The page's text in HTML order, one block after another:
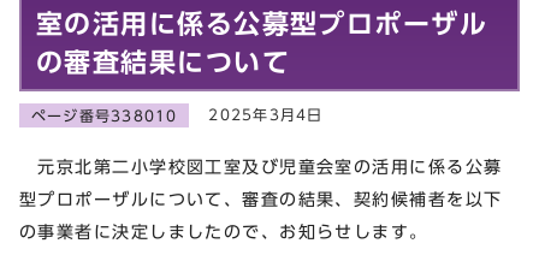
室の活用に係る公募型プロポーザル
の審査結果について
ページ番号338010 2025年3月4日
元京北第二小学校図工室及び児童会室の活用に係る公募
型プロポーザルについて、審査の結果、契約候補者を以下
の事業者に決定しましたので、お知らせします。